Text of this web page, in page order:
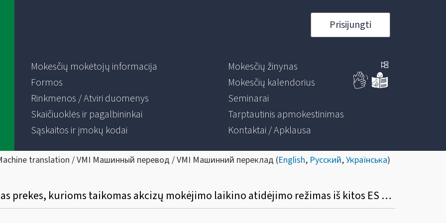
Prisijungti
Mokesčių mokėtojų informacija
Formos
Rinkmenos / Atviri duomenys
Skaičiuoklės ir pagalbininkai
Sąskaitos ir įmokų kodai
Mokesčių žinynas
Mokesčių kalendorius
Seminarai
Tarptautinis apmokestinimas
Kontaktai / Apklausa
translation / VMI Машинный перевод / VMI Машинний переклад (English, Русский,Українська)
Kas gali gauti akcizais apmokestinamas prekes, kurioms taikomas akcizų mokėjimo laikino atidėjimo režimas iš kitos ES valstybės narės akcizais apmokestinamų prekių sandėlio?